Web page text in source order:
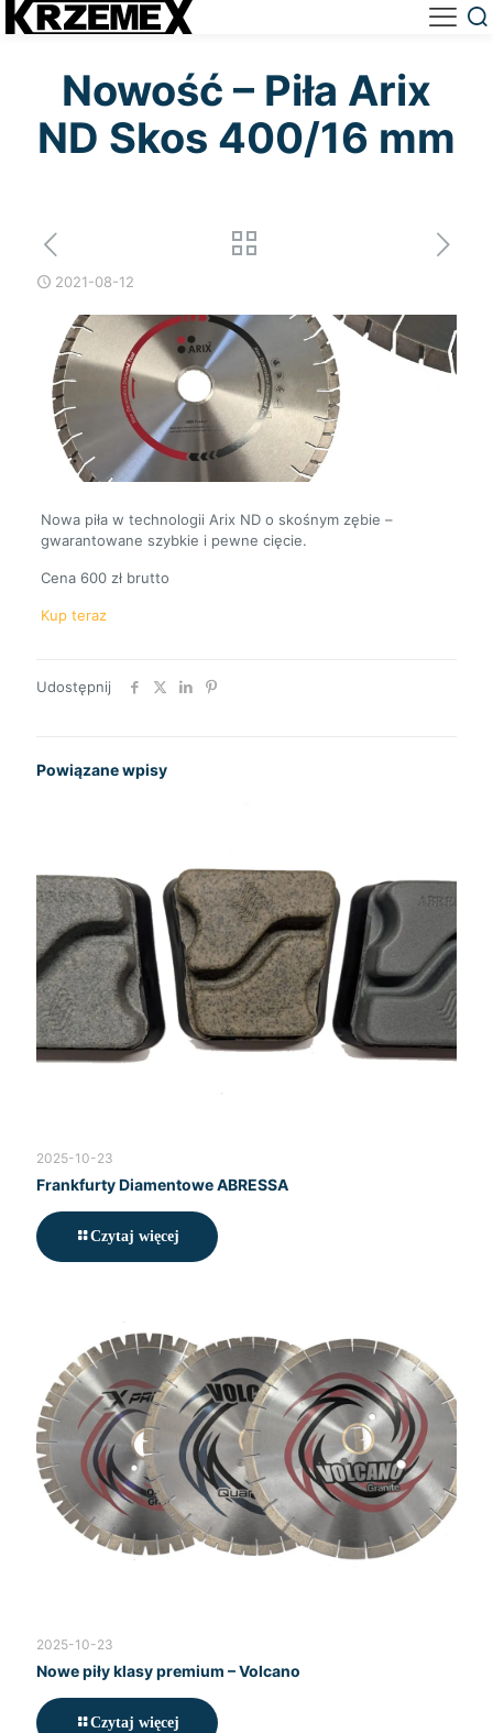
Nowość – Piła Arix
ND Skos 400/16 mm
2021-08-12
Nowa piła w technologii Arix ND o skośnym zębie –
gwarantowane szybkie i pewne cięcie.
Cena 600 zł brutto
Kup teraz
Udostępnij
Powiązane wpisy
2025-10-23
Frankfurty Diamentowe ABRESSA
Czytaj więcej
2025-10-23
Nowe piły klasy premium – Volcano
Czytaj więcej